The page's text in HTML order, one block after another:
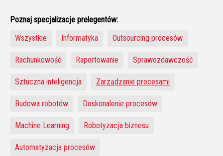
Poznaj specjalizacje prelegentów:
Wszystkie
Informatyka Outsourcing procesów
Rachunkowość Raportowanie Sprawozdawczość
Sztuczna inteligencja Zarządzanie procesami
Budowa robotów Doskonalenie procesów
Machine Learning Robotyzacja biznesu
Automatyzacja procesów